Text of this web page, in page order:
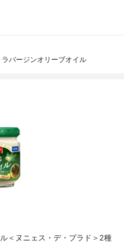
バージンオリーブオイル
＜ヌニェス・デ・プラド＞2種